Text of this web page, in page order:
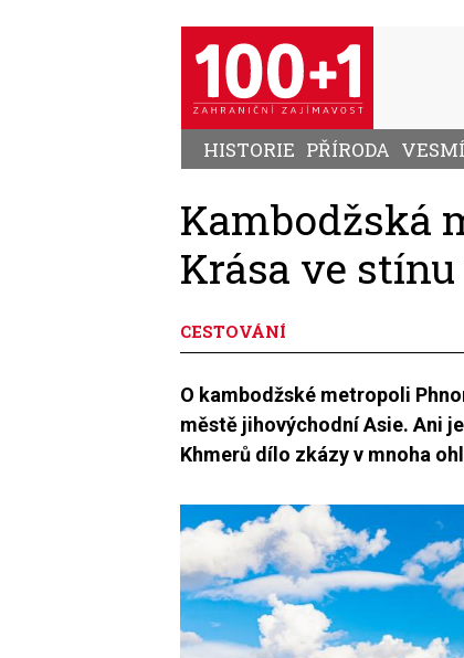
HISTORIE PŘÍRODA
Kambodžská
Krása ve
CESTOVÁNÍ
O kambodžské metropoli
městě jihovýchodní Asie. Ani
Khmerů dílo zkázy v mnoha